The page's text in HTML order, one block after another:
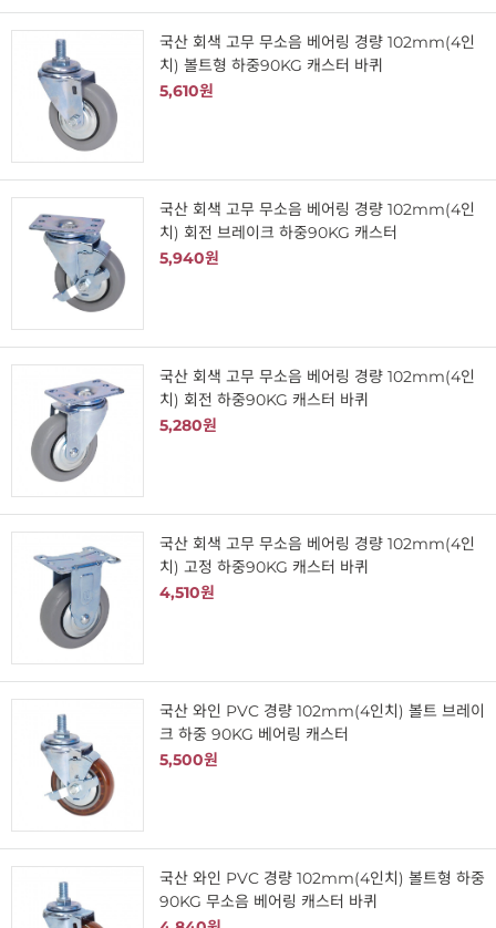
국산 회색 고무 무소음 베어링 경량 102mm(4인
치) 볼트형 하중90KG 캐스터 바퀴
5,610원
국산 회색 고무 무소음 베어링 경량 102mm(4인
치) 회전 브레이크 하중90KG 캐스터
5,940원
국산 회색 고무 무소음 베어링 경량 102mm(4인
치) 회전 하중90KG 캐스터 바퀴
5,280원
국산 회색 고무 무소음 베어링 경량 102mm(4인
치) 고정 하중90KG 캐스터 바퀴
4,510원
국산 와인 PVC 경량 102mm(4인치) 볼트 브레이
크 하중 90KG 베어링 캐스터
5,500원
국산 와인 PVC 경량 102mm(4인치) 볼트형 하중
90KG 무소음 베어링 캐스터 바퀴